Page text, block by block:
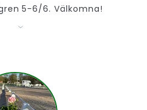
5-6/6. Välkomna!